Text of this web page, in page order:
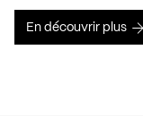
En découvrir plus